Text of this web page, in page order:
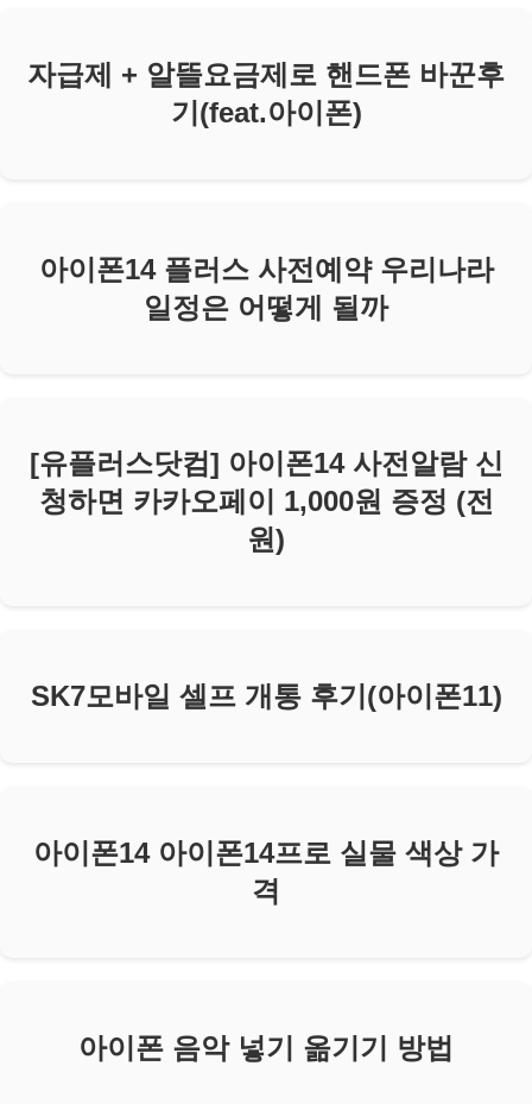
자급제 + 알뜰요금제로 핸드폰 바꾼후
기(feat.아이폰)
아이폰14 플러스 사전예약 우리나라
일정은 어떻게 될까
[유플러스닷컴] 아이폰14 사전알람 신
청하면 카카오페이 1,000원 증정 (전
원)
SK7모바일 셀프 개통 후기(아이폰11)
아이폰14 아이폰14프로 실물 색상 가
격
아이폰 음악 넣기 옮기기 방법